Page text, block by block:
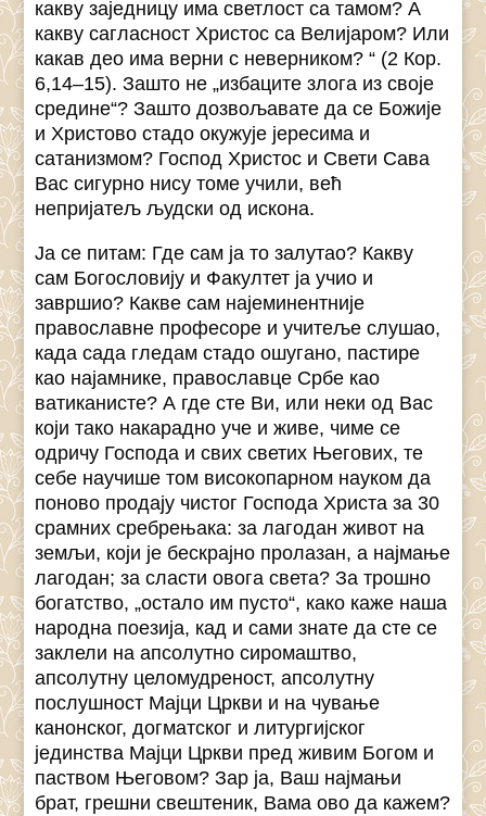
какву заједницу има светлост са тамом? А
какву сагласност Христос са Велијаром? Или
какав део има верни с неверником? “ (2 Кор.
6,14–15). Зашто не „избаците злога из своје
средине“? Зашто дозвољавате да се Божије
и Христово стадо окужује јересима и
сатанизмом? Господ Христос и Свети Сава
Вас сигурно нису томе учили, већ
непријатељ људски од искона.
Ја се питам: Где сам ја то залутао? Какву
сам Богословију и Факултет ја учио и
завршио? Какве сам најеминентније
православне професоре и учитеље слушао,
када сада гледам стадо ошугано, пастире
као најамнике, православце Србе као
ватиканисте? А где сте Ви, или неки од Вас
који тако накарадно уче и живе, чиме се
одричу Господа и свих светих Његових, те
себе научише том високопарном науком да
поново продају чистог Господа Христа за 30
срамних сребрењака: за лагодан живот на
земљи, који је бескрајно пролазан, а најмање
лагодан; за сласти овога света? За трошно
богатство, „остало им пусто“, како каже наша
народна поезија, кад и сами знате да сте се
заклели на апсолутно сиромаштво,
апсолутну целомудреност, апсолутну
послушност Мајци Цркви и на чување
канонског, догматског и литургијског
јединства Мајци Цркви пред живим Богом и
паством Његовом? Зар ја, Ваш најмањи
брат, грешни свештеник, Вама ово да кажем?